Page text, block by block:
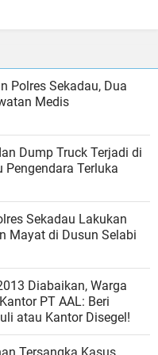
Polres Sekadau, Dua
Medis
Dump Truck Terjadi di
Pengendara Terluka
Sekadau Lakukan
Mayat di Dusun Selabi
Diabaikan, Warga
PT AAL: Beri
atau Kantor Disegel!